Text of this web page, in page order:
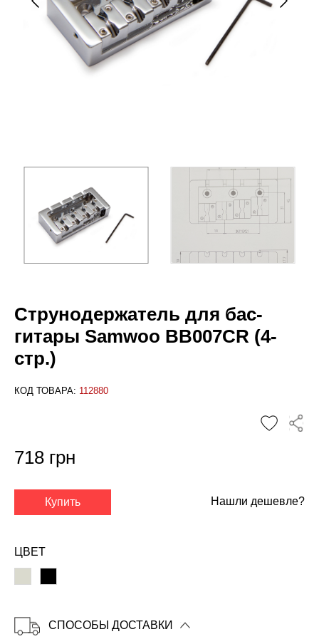
Струнодержатель для бас-
гитары Samwoo BB007CR (4-
стр.)
КОД ТОВАРА: 112880
718 грн
Купить Нашли дешевле?
ЦВЕТ
СПОСОБЫ ДОСТАВКИ